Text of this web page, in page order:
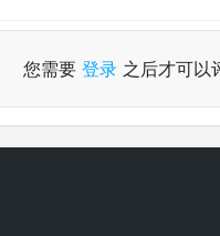
您需要 登录之后才可以